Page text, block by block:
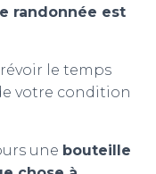
randonnée est
le temps
votre condition
une bouteille